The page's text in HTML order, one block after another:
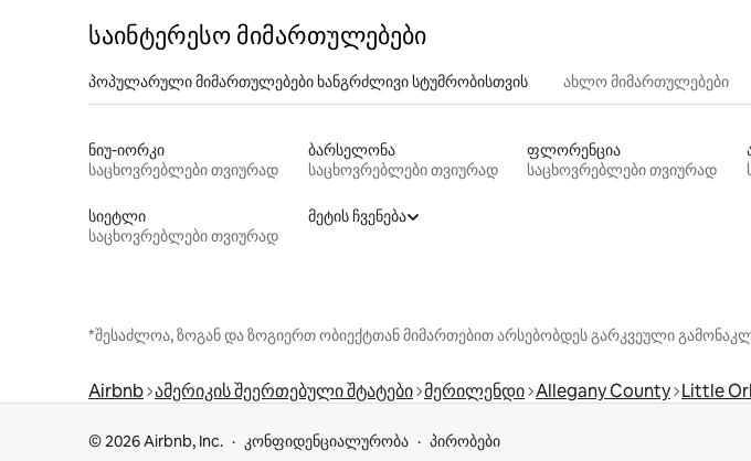
საინტერესო მიმართულებები
პოპულარული მიმართულებები ხანგრძლივი სტუმრობისთვის ახლო მიმართულებები
ნიუ-იორკი
საცხოვრებლები თვიურად
ბარსელონა
საცხოვრებლები თვიურად
ფლორენცია
საცხოვრებლები თვიურად
სიეტლი
საცხოვრებლები თვიურად
მეტის ჩვენება
*შესაძლოა, ზოგან და ზოგიერთ ობიექტთან მიმართებით არსებობდეს გარკვეული
Airbnb ამერიკის შეერთებული შტატები მერილენდი Allegany County Little
© 2026 Airbnb, Inc. კონფიდენციალურობა პირობები